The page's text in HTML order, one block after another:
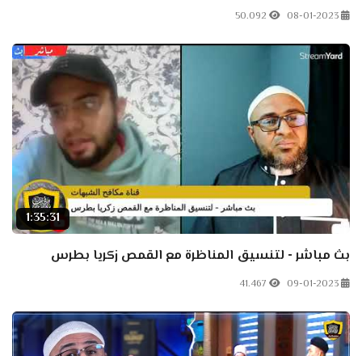
08-01-2023
50.092
1:35:31
بث مباشر - لتنسيق المناظرة مع القمص زكريا بطرس
09-01-2023
41.467